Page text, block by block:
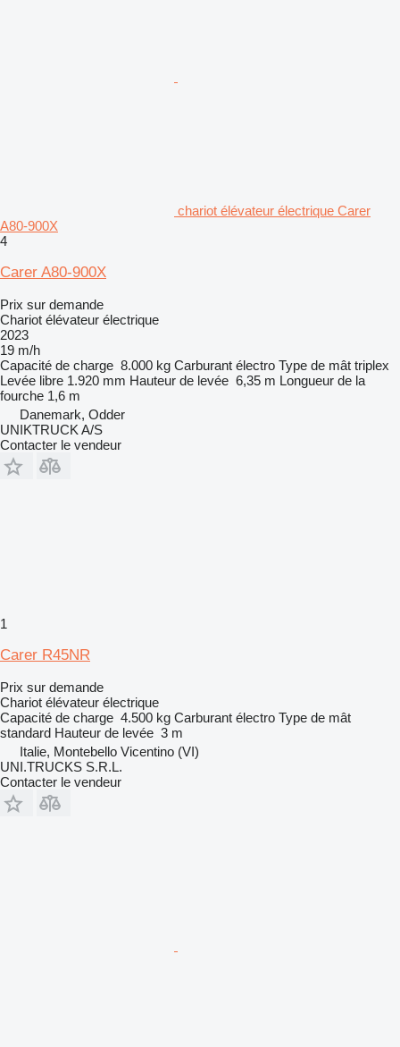
chariot élévateur électrique Carer
A80-900X
4
Carer A80-900X
Prix sur demande
Chariot élévateur électrique
2023
19 m/h
Capacité de charge 8.000 kg Carburant électro Type de mât triplex
Levée libre 1.920 mm Hauteur de levée 6,35 m Longueur de la
fourche 1,6 m
Danemark, Odder
UNIKTRUCK A/S
Contacter le vendeur
1
Carer R45NR
Prix sur demande
Chariot élévateur électrique
Capacité de charge 4.500 kg Carburant électro Type de mât
standard Hauteur de levée 3 m
Italie, Montebello Vicentino (VI)
UNI.TRUCKS S.R.L.
Contacter le vendeur